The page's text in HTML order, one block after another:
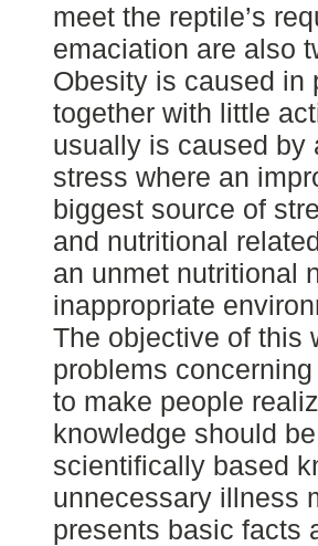
meet the reptile’s
emaciation are also
Obesity is caused in
together with little
usually is caused by
stress where an
biggest source of
and nutritional
an unmet nutritional
inappropriate
The objective of this
problems
to make people
knowledge should
scientifically based
unnecessary illness
presents basic facts